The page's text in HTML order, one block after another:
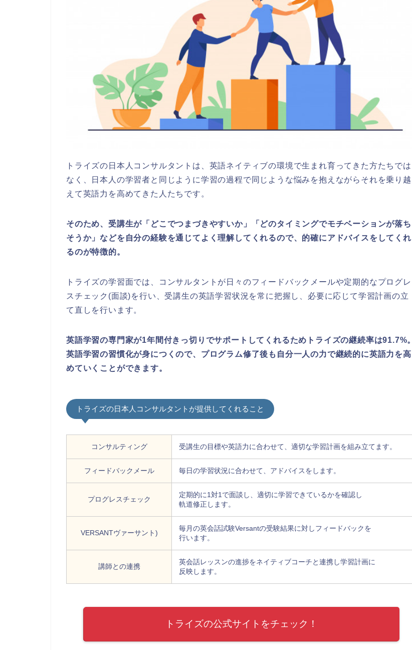
トライズの日本人コンサルタントは、英語ネイティブの環境で生まれ育ってきた方たちでは
なく、日本人の学習者と同じように学習の過程で同じような悩みを抱えながらそれを乗り越
えて英語力を高めてきた人たちです。
そのため、受講生が「どこでつまづきやすいか」「どのタイミングでモチベーションが落ち
そうか」などを自分の経験を通じてよく理解してくれるので、的確にアドバイスをしてくれ
るのが特徴的。
トライズの学習面では、コンサルタントが日々のフィードバックメールや定期的なプログレ
スチェック(面談)を行い、受講生の英語学習状況を常に把握し、必要に応じて学習計画の立
て直しを行います。
英語学習の専門家が1年間付きっ切りでサポートしてくれるためトライズの継続率は91.7%。
英語学習の習慣化が身につくので、プログラム修了後も自分一人の力で継続的に英語力を高
めていくことができます。
トライズの日本人コンサルタントが提供してくれること
コンサルティング 受講生の目標や英語力に合わせて、適切な学習計画を組み立てます。
フィードバックメール 毎日の学習状況に合わせて、アドバイスをします。
プログレスチェック
定期的に1対1で面談し、適切に学習できているかを確認し
軌道修正します。
VERSANTヴァーサント)
毎月の英会話試験Versantの受験結果に対しフィードバックを
行います。
講師との連携
英会話レッスンの進捗をネイティブコーチと連携し学習計画に
反映します。
トライズの公式サイトをチェック！